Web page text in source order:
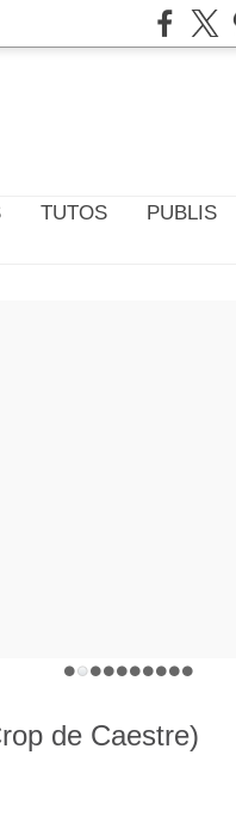
TUTOS PUBLIS
de Caestre)